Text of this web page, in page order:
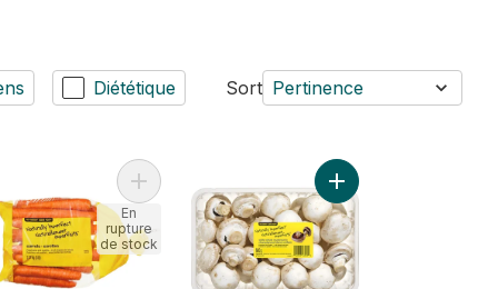
Diététique Sort Pertinence
imparfaits au panier
naturellement imparfaites au panier
Ajouter Carottes naturellement imparfaites au
En
rupture
de stock
Ajouter